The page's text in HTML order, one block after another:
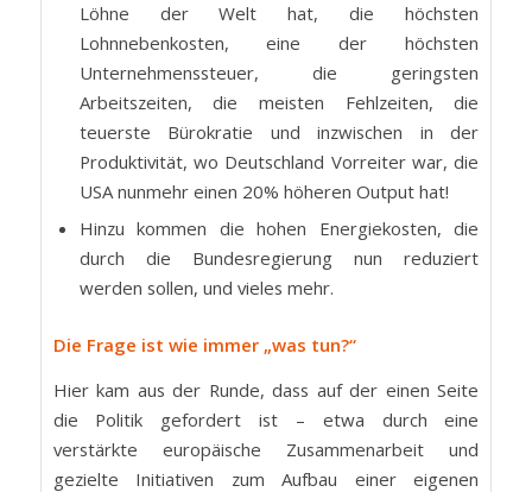
Löhne der Welt hat, die höchsten
Lohnnebenkosten, eine der höchsten
Unternehmenssteuer, die geringsten
Arbeitszeiten, die meisten Fehlzeiten, die
teuerste Bürokratie und inzwischen in der
Produktivität, wo Deutschland Vorreiter war, die
USA nunmehr einen 20% höheren Output hat!
Hinzu kommen die hohen Energiekosten, die
durch die Bundesregierung nun reduziert
werden sollen, und vieles mehr.
Die Frage ist wie immer „was tun?“
Hier kam aus der Runde, dass auf der einen Seite
die Politik gefordert ist – etwa durch eine
verstärkte europäische Zusammenarbeit und
gezielte Initiativen zum Aufbau einer eigenen